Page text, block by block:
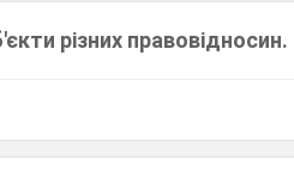
різних правовідносин.